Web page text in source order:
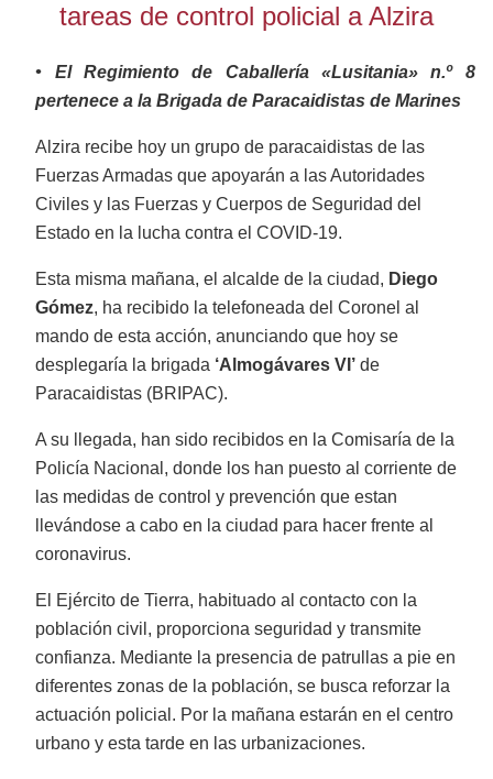
tareas de control policial a Alzira
• El Regimiento de Caballería «Lusitania» n.º 8
pertenece a la Brigada de Paracaidistas de Marines
Alzira recibe hoy un grupo de paracaidistas de las
Fuerzas Armadas que apoyarán a las Autoridades
Civiles y las Fuerzas y Cuerpos de Seguridad del
Estado en la lucha contra el COVID-19.
Esta misma mañana, el alcalde de la ciudad, Diego
Gómez, ha recibido la telefoneada del Coronel al
mando de esta acción, anunciando que hoy se
desplegaría la brigada ‘Almogávares VI’ de
Paracaidistas (BRIPAC).
A su llegada, han sido recibidos en la Comisaría de la
Policía Nacional, donde los han puesto al corriente de
las medidas de control y prevención que estan
llevándose a cabo en la ciudad para hacer frente al
coronavirus.
El Ejército de Tierra, habituado al contacto con la
población civil, proporciona seguridad y transmite
confianza. Mediante la presencia de patrullas a pie en
diferentes zonas de la población, se busca reforzar la
actuación policial. Por la mañana estarán en el centro
urbano y esta tarde en las urbanizaciones.